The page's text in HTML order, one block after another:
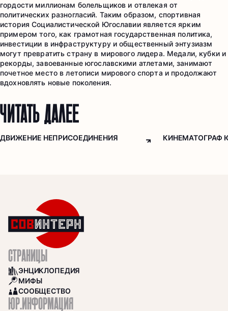
гордости миллионам болельщиков и отвлекая от
политических разногласий. Таким образом, спортивная
история Социалистической Югославии является ярким
примером того, как грамотная государственная политика,
инвестиции в инфраструктуру и общественный энтузиазм
могут превратить страну в мирового лидера. Медали, кубки и
рекорды, завоеванные югославскими атлетами, занимают
почетное место в летописи мирового спорта и продолжают
вдохновлять новые поколения.
ЧИТАТЬ ДАЛЕЕ
ДВИЖЕНИЕ НЕПРИСОЕДИНЕНИЯ КИНЕМАТОГРАФ
СТРАНИЦЫ
BOOKS
ЭНЦИКЛОПЕДИЯ
SEARCH
МИФЫ
COMMUNITY
СООБЩЕСТВО
ЮР.ИНФОРМАЦИЯ